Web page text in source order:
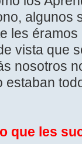
algunos
les
vista que
nosotros
estaban
que les